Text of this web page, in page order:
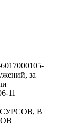
за
11
В